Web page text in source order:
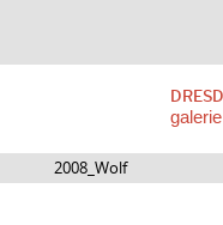
2008_Wolf